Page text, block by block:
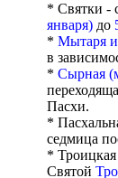
* Святки -
января) до
* Мытаря и
в
* Сырная
Пасхи.
*
седмица
*
Святой